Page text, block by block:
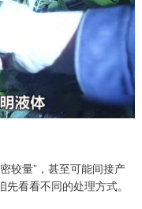
较量”，甚至可能间接产
看看不同的处理方式。